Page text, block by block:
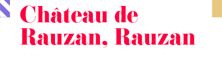
Château de
Rauzan, Rauzan